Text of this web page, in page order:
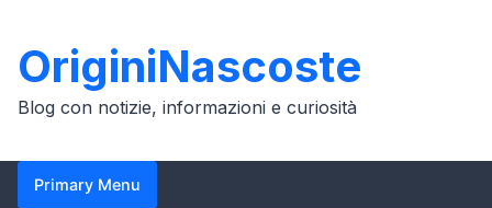
content
OriginiNascoste
Blog con notizie, informazioni e curiosità
Primary Menu